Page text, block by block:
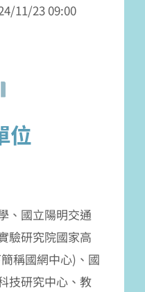
23 09:00
位
、國立陽明交通
驗研究院國家高
稱國網中心)、國
技研究中心、教